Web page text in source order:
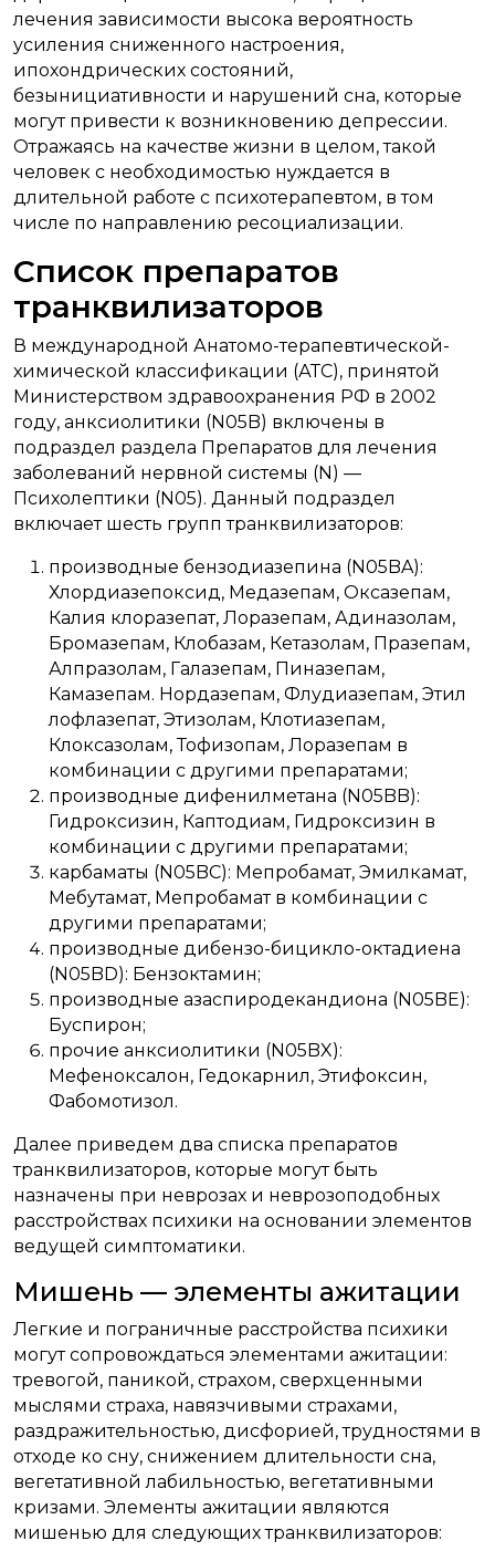
лечения зависимости высока вероятность
усиления сниженного настроения,
ипохондрических состояний,
безынициативности и нарушений сна, которые
могут привести к возникновению депрессии.
Отражаясь на качестве жизни в целом, такой
человек с необходимостью нуждается в
длительной работе с психотерапевтом, в том
числе по направлению ресоциализации.
Список препаратов
транквилизаторов
В международной Анатомо-терапевтической-
химической классификации (АТС), принятой
Министерством здравоохранения РФ в 2002
году, анксиолитики (N05B) включены в
подраздел раздела Препаратов для лечения
заболеваний нервной системы (N) —
Психолептики (N05). Данный подраздел
включает шесть групп транквилизаторов:
производные бензодиазепина (N05BA):
Хлордиазепоксид, Медазепам, Оксазепам,
Калия клоразепат, Лоразепам, Адиназолам,
Бромазепам, Клобазам, Кетазолам, Празепам,
Алпразолам, Галазепам, Пиназепам,
Камазепам. Нордазепам, Флудиазепам, Этил
лофлазепат, Этизолам, Клотиазепам,
Клоксазолам, Тофизопам, Лоразепам в
комбинации с другими препаратами;
производные дифенилметана (N05BB):
Гидроксизин, Каптодиам, Гидроксизин в
комбинации с другими препаратами;
карбаматы (N05BC): Мепробамат, Эмилкамат,
Мебутамат, Мепробамат в комбинации с
другими препаратами;
производные дибензо-бицикло-октадиена
(N05BD): Бензоктамин;
производные азаспиродекандиона (N05BE):
Буспирон;
прочие анксиолитики (N05BX):
Мефеноксалон, Гедокарнил, Этифоксин,
Фабомотизол.
Далее приведем два списка препаратов
транквилизаторов, которые могут быть
назначены при неврозах и неврозоподобных
расстройствах психики на основании элементов
ведущей симптоматики.
Мишень — элементы ажитации
Легкие и пограничные расстройства психики
могут сопровождаться элементами ажитации:
тревогой, паникой, страхом, сверхценными
мыслями страха, навязчивыми страхами,
раздражительностью, дисфорией, трудностями в
отходе ко сну, снижением длительности сна,
вегетативной лабильностью, вегетативными
кризами. Элементы ажитации являются
мишенью для следующих транквилизаторов: